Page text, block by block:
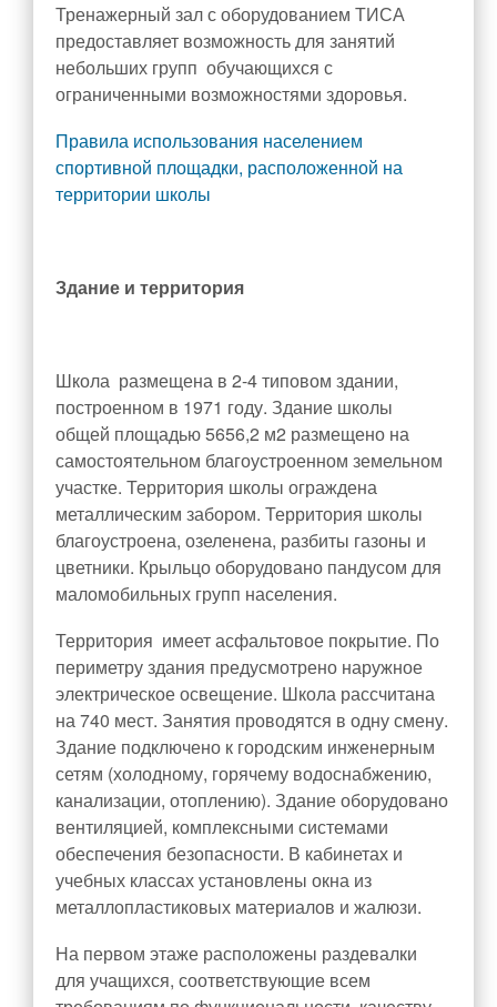
Тренажерный зал с оборудованием ТИСА
предоставляет возможность для занятий
небольших групп обучающихся с
ограниченными возможностями здоровья.
Правила использования населением
спортивной площадки, расположенной на
территории школы
Здание и территория
Школа размещена в 2-4 типовом здании,
построенном в 1971 году. Здание школы
общей площадью 5656,2 м2 размещено на
самостоятельном благоустроенном земельном
участке. Территория школы ограждена
металлическим забором. Территория школы
благоустроена, озеленена, разбиты газоны и
цветники. Крыльцо оборудовано пандусом для
маломобильных групп населения.
Территория имеет асфальтовое покрытие. По
периметру здания предусмотрено наружное
электрическое освещение. Школа рассчитана
на 740 мест. Занятия проводятся в одну смену.
Здание подключено к городским инженерным
сетям (холодному, горячему водоснабжению,
канализации, отоплению). Здание оборудовано
вентиляцией, комплексными системами
обеспечения безопасности. В кабинетах и
учебных классах установлены окна из
металлопластиковых материалов и жалюзи.
На первом этаже расположены раздевалки
для учащихся, соответствующие всем